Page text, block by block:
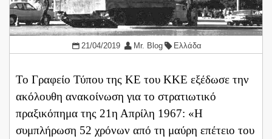
21/04/2019 Mr. Blog Ελλάδα
Το Γραφείο Τύπου της ΚΕ του ΚΚΕ εξέδωσε την
ακόλουθη ανακοίνωση για το στρατιωτικό
πραξικόπημα της 21η Απρίλη 1967: «Η
συμπλήρωση 52 χρόνων από τη μαύρη επέτειο του